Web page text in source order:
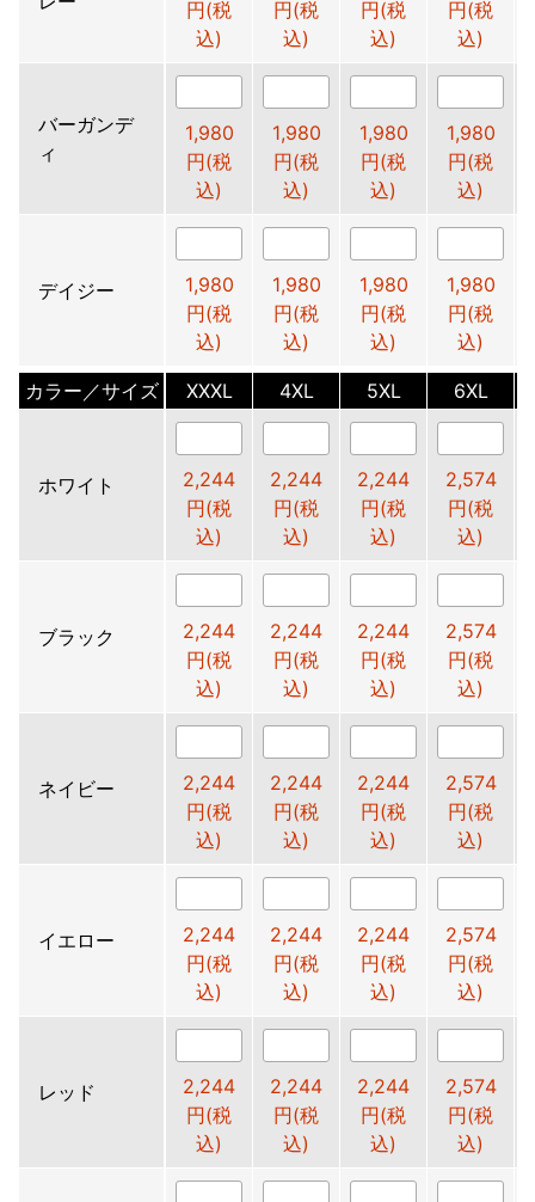
円(税
込)
円(税
込)
円(税
込)
円(税
込)
バーガンデ
ィ
1,980
円(税
込)
1,980
円(税
込)
1,980
円(税
込)
1,980
円(税
込)
デイジー
1,980
円(税
込)
1,980
円(税
込)
1,980
円(税
込)
1,980
円(税
込)
カラー／サイズ XXXL 4XL 5XL 6XL
ホワイト
2,244
円(税
込)
2,244
円(税
込)
2,244
円(税
込)
2,574
円(税
込)
ブラック
2,244
円(税
込)
2,244
円(税
込)
2,244
円(税
込)
2,574
円(税
込)
ネイビー
2,244
円(税
込)
2,244
円(税
込)
2,244
円(税
込)
2,574
円(税
込)
イエロー
2,244
円(税
込)
2,244
円(税
込)
2,244
円(税
込)
2,574
円(税
込)
レッド
2,244
円(税
込)
2,244
円(税
込)
2,244
円(税
込)
2,574
円(税
込)